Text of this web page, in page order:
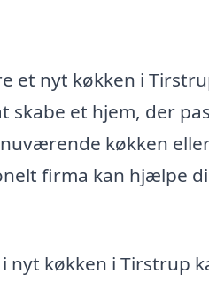
et nyt køkken i
et hjem, der
køkken
firma kan hjælpe
nyt køkken i Tirstrup